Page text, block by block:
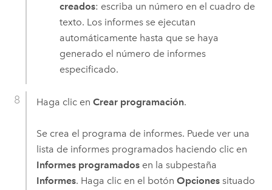
creados: escriba un número en el cuadro de
texto. Los informes se ejecutan
automáticamente hasta que se haya
generado el número de informes
especificado.
Haga clic en Crear programación.
Se crea el programa de informes. Puede ver una
lista de informes programados haciendo clic en
Informes programadosen la subpestaña
Informes. Haga clic en el botón Opcionessituado